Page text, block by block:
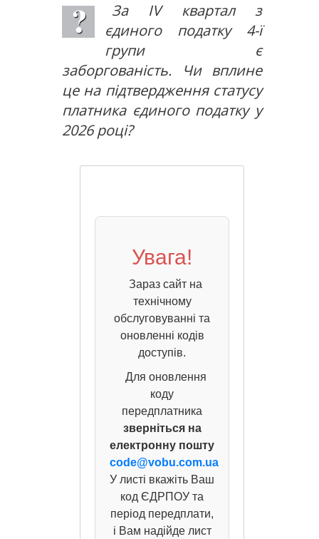
За IV квартал з
єдиного податку 4-ї
групи є
заборгованість. Чи вплине
це на підтвердження статусу
платника єдиного податку у
2026 році?
Увага!
Зараз сайт на
технічному
обслуговуванні та
оновленні кодів
доступів.
Для оновлення
коду
передплатника
зверніться на
електронну пошту
code@vobu.com.ua
У листі вкажіть Ваш
код ЄДРПОУ та
період передплати,
і Вам надійде лист